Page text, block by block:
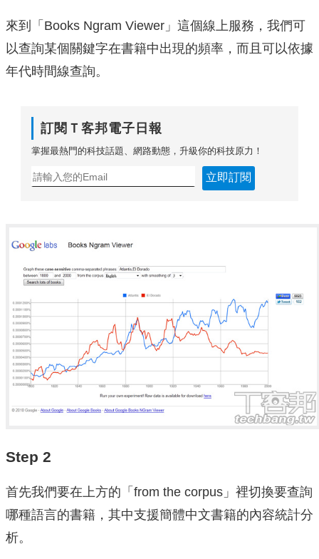
來到「Books Ngram Viewer」這個線上服務，我們可
以查詢某個關鍵字在書籍中出現的頻率，而且可以依據
年代時間線查詢。
訂閱Ｔ客邦電子日報
掌握最熱門的科技話題、網路動態，升級你的科技原力！
立即訂閱
Step 2
首先我們要在上方的「from the corpus」裡切換要查詢
哪種語言的書籍，其中支援簡體中文書籍的內容統計分
析。